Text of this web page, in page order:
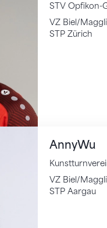
STV Opfikon-
VZ Biel/
STP Zürich
AnnyWu
VZ Biel/
STP Aargau